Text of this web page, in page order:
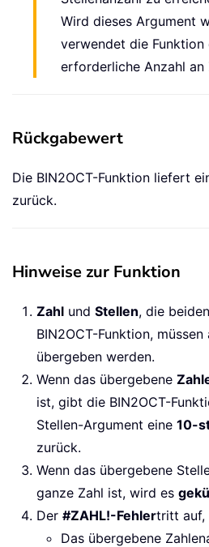
Wird dieses Argument
verwendet die Funktion
erforderliche Anzahl an
Rückgabewert
Die BIN2OCT-Funktion liefert
zurück.
Hinweise zur Funktion
Zahl und Stellen, die
BIN2OCT-Funktion, müssen
übergeben werden.
Wenn das übergebene
ist, gibt die BIN2OCT-
Stellen-Argument eine 10-
zurück.
Wenn das übergebene
ganze Zahl ist, wird es
Der #ZAHL!-Fehlertritt auf,
Das übergebene